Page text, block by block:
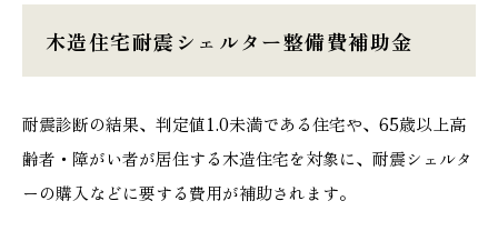
木造住宅耐震シェルター整備費補助金
耐震診断の結果、判定値1.0未満である住宅や、65歳以上高
齢者・障がい者が居住する木造住宅を対象に、耐震シェルタ
ーの購入などに要する費用が補助されます。